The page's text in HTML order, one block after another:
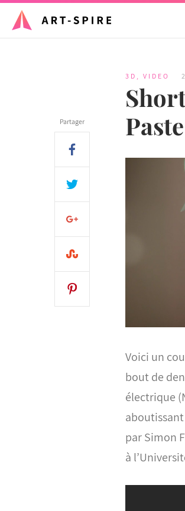
3D , VIDEO
Voici un
bout de
électrique
par Simon
à
Partager